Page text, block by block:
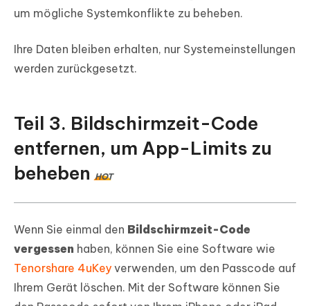
um mögliche Systemkonflikte zu beheben.
Ihre Daten bleiben erhalten, nur Systemeinstellungen
werden zurückgesetzt.
Teil 3. Bildschirmzeit-Code
entfernen, um App-Limits zu
beheben HOT
Wenn Sie einmal den Bildschirmzeit-Code
vergessen haben, können Sie eine Software wie
Tenorshare 4uKey verwenden, um den Passcode auf
Ihrem Gerät löschen. Mit der Software können Sie